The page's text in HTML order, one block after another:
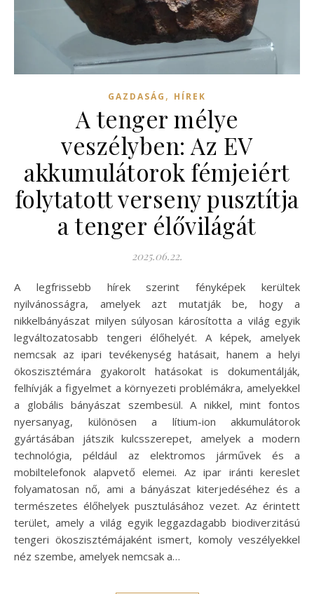
GAZDASÁG , HÍREK
A tenger mélye
veszélyben: Az EV
akkumulátorok fémjeiért
folytatott verseny pusztítja
a tenger élővilágát
2025.06.22.
A legfrissebb hírek szerint fényképek kerültek
nyilvánosságra, amelyek azt mutatják be, hogy a
nikkelbányászat milyen súlyosan károsította a világ egyik
legváltozatosabb tengeri élőhelyét. A képek, amelyek
nemcsak az ipari tevékenység hatásait, hanem a helyi
ökoszisztémára gyakorolt hatásokat is dokumentálják,
felhívják a figyelmet a környezeti problémákra, amelyekkel
a globális bányászat szembesül. A nikkel, mint fontos
nyersanyag, különösen a lítium-ion akkumulátorok
gyártásában játszik kulcsszerepet, amelyek a modern
technológia, például az elektromos járművek és a
mobiltelefonok alapvető elemei. Az ipar iránti kereslet
folyamatosan nő, ami a bányászat kiterjedéséhez és a
természetes élőhelyek pusztulásához vezet. Az érintett
terület, amely a világ egyik leggazdagabb biodiverzitású
tengeri ökoszisztémájaként ismert, komoly veszélyekkel
néz szembe, amelyek nemcsak a…